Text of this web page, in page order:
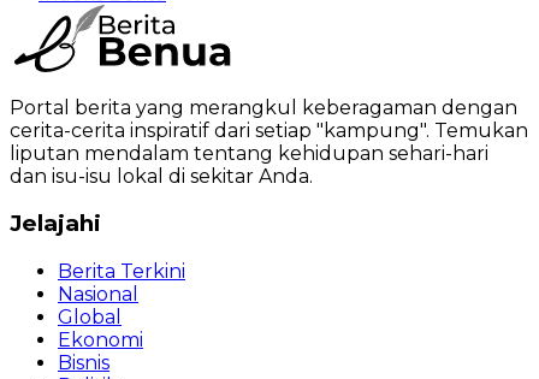
Portal berita yang merangkul keberagaman dengan
cerita-cerita inspiratif dari setiap "kampung". Temukan
liputan mendalam tentang kehidupan sehari-hari
dan isu-isu lokal di sekitar Anda.
Jelajahi
Berita Terkini
Nasional
Global
Ekonomi
Bisnis